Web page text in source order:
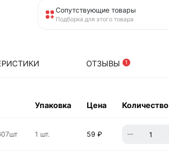
Сопутствующие товары
Подборка для этого товара
ОТЗЫВЫ 1
Упаковка Цена Количество
1 шт. 59 ₽